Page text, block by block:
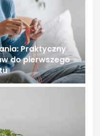
Praktyczny
do pierwszego